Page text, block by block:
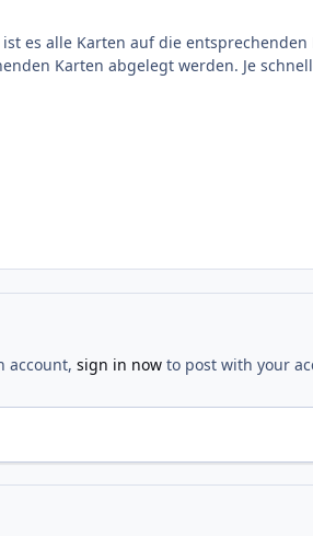
ist es alle Karten auf die
Karten abgelegt werden. Je
account, sign in nowto post with your